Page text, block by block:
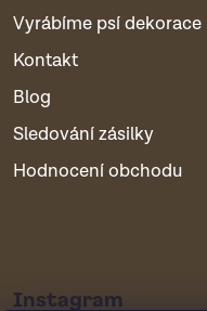
Vyrábíme psí dekorace
Kontakt
Blog
Sledování zásilky
Hodnocení obchodu
Instagram